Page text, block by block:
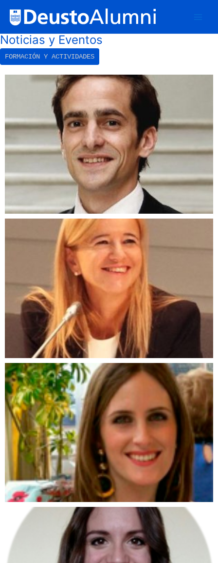
Noticias y Eventos
FORMACIÓN Y ACTIVIDADES